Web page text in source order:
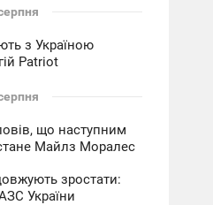
з Україною
Patriot
що наступним
Майлз Моралес
зростати:
України